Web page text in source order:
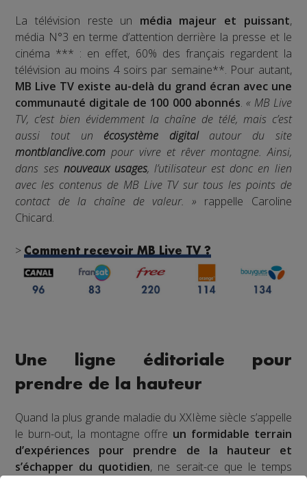
La télévision reste un média majeur et puissant,
média N°3 en terme d’attention derrière la presse et le
cinéma *** : en effet, 60% des français regardent la
télévision au moins 4 soirs par semaine**. Pour autant,
MB Live TV existe au-delà du grand écran avec une
communauté digitale de 100 000 abonnés. « MB Live
TV, c’est bien évidemment la chaîne de télé, mais c’est
aussi tout un écosystème digitalautour du site
montblanclive.compour vivre et rêver montagne. Ainsi,
dans ses nouveaux usages, l’utilisateur est donc en lien
avec les contenus de MB Live TV sur tous les points de
contact de la chaîne de valeur. » rappelle Caroline
Chicard.
>Comment recevoir MB Live TV ?
Une ligne éditoriale pour
prendre de la hauteur
Quand la plus grande maladie du XXIème siècle s’appelle
le burn-out, la montagne offre un formidable terrain
d’expériences pour prendre de la hauteur et
s’échapper du quotidien, ne serait-ce que le temps